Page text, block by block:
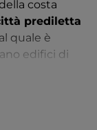
costa
prediletta
quale è
edifici di
Rocca e